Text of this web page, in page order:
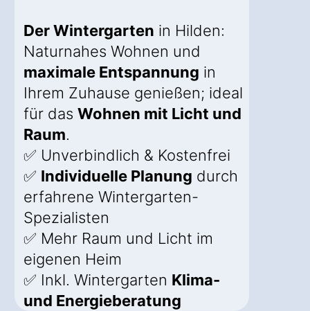
Der Wintergarten in Hilden:
Naturnahes Wohnen und
maximale Entspannung in
Ihrem Zuhause genießen; ideal
für das Wohnen mit Licht und
Raum.
✅ Unverbindlich & Kostenfrei
✅ Individuelle Planung durch
erfahrene Wintergarten-
Spezialisten
✅ Mehr Raum und Licht im
eigenen Heim
✅ Inkl. Wintergarten Klima-
und Energieberatung